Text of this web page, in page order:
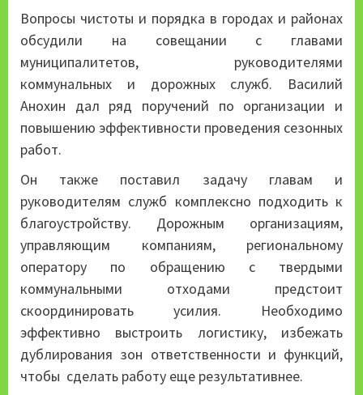
Вопросы чистоты и порядка в городах и районах
обсудили на совещании с главами
муниципалитетов, руководителями
коммунальных и дорожных служб. Василий
Анохин дал ряд поручений по организации и
повышению эффективности проведения сезонных
работ.
Он также поставил задачу главам и
руководителям служб комплексно подходить к
благоустройству. Дорожным организациям,
управляющим компаниям, региональному
оператору по обращению с твердыми
коммунальными отходами предстоит
скоординировать усилия. Необходимо
эффективно выстроить логистику, избежать
дублирования зон ответственности и функций,
чтобы сделать работу еще результативнее.